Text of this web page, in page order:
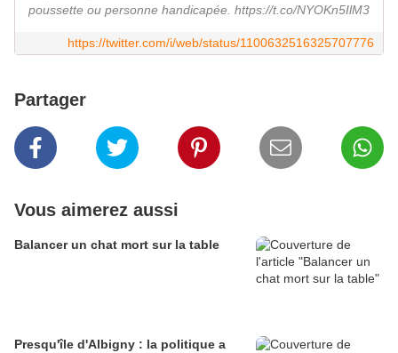
poussette ou personne handicapée. https://t.co/NYOKn5IlM3
https://twitter.com/i/web/status/1100632516325707776
Partager
Vous aimerez aussi
Balancer un chat mort sur la table
Presqu'île d'Albigny : la politique a